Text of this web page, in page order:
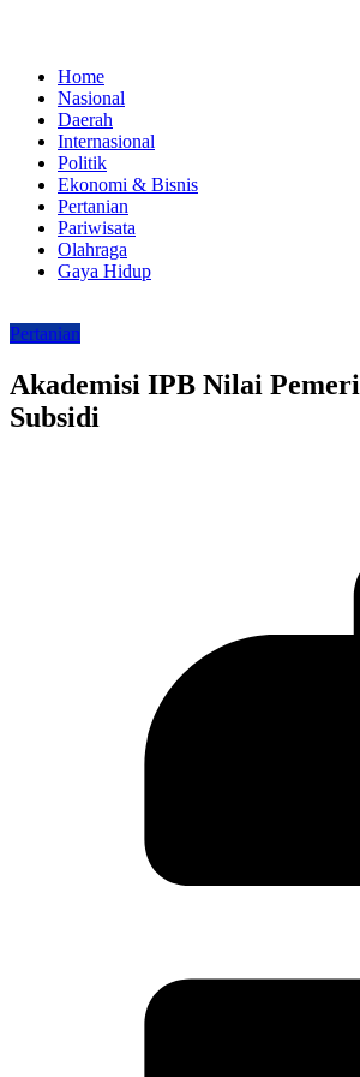
Home
Nasional
Daerah
Internasional
Politik
Ekonomi & Bisnis
Pertanian
Pariwisata
Olahraga
Gaya Hidup
Pertanian
Akademisi IPB Nilai
Subsidi